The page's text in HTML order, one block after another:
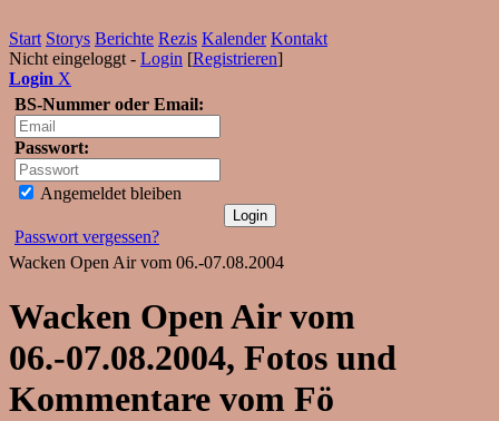
Start Storys Berichte Rezis Kalender Kontakt
Nicht eingeloggt - Login [Registrieren]
Login X
BS-Nummer oder Email:
Passwort:
Angemeldet bleiben
Passwort vergessen?
Wacken Open Air vom 06.-07.08.2004
Wacken Open Air vom
06.-07.08.2004, Fotos und
Kommentare vom Fö